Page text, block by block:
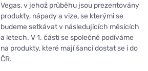
Vegas, v jehož průběhu jsou prezentovány
produkty, nápady a vize, se kterými se
budeme setkávat v následujících měsících
a letech. V 1. části se společně podíváme
na produkty, které mají šanci dostat se i do
ČR.